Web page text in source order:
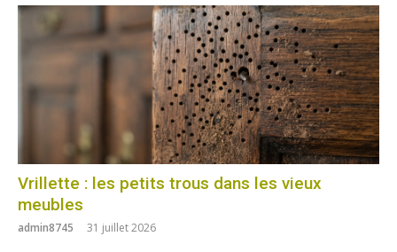
Vrillette : les petits trous dans les vieux
meubles
admin8745 31 juillet 2026